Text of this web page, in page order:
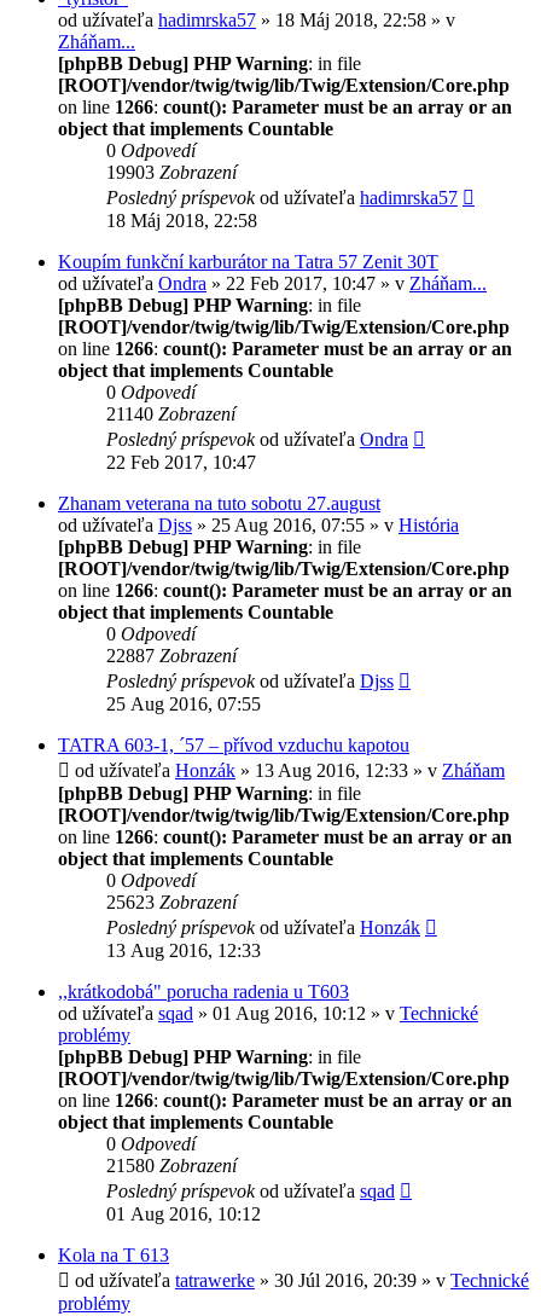
od užívateľa hadimrska57 » 18 Máj 2018, 22:58 » v
Zháňam...
[phpBB Debug] PHP Warning: in file
[ROOT]/vendor/twig/twig/lib/Twig/Extension/Core.php
on line 1266: count(): Parameter must be an array or an
object that implements Countable
0 Odpovedí
19903 Zobrazení
Posledný príspevokod užívateľa hadimrska57
18 Máj 2018, 22:58
Koupím funkční karburátor na Tatra 57 Zenit 30T
od užívateľa Ondra » 22 Feb 2017, 10:47 » v Zháňam...
[phpBB Debug] PHP Warning: in file
[ROOT]/vendor/twig/twig/lib/Twig/Extension/Core.php
on line 1266: count(): Parameter must be an array or an
object that implements Countable
0 Odpovedí
21140 Zobrazení
Posledný príspevokod užívateľa Ondra
22 Feb 2017, 10:47
Zhanam veterana na tuto sobotu 27.august
od užívateľa Djss » 25 Aug 2016, 07:55 » v História
[phpBB Debug] PHP Warning: in file
[ROOT]/vendor/twig/twig/lib/Twig/Extension/Core.php
on line 1266: count(): Parameter must be an array or an
object that implements Countable
0 Odpovedí
22887 Zobrazení
Posledný príspevokod užívateľa Djss
25 Aug 2016, 07:55
TATRA 603-1, ´57 – přívod vzduchu kapotou
od užívateľa Honzák » 13 Aug 2016, 12:33 » v Zháňam
[phpBB Debug] PHP Warning: in file
[ROOT]/vendor/twig/twig/lib/Twig/Extension/Core.php
on line 1266: count(): Parameter must be an array or an
object that implements Countable
0 Odpovedí
25623 Zobrazení
Posledný príspevokod užívateľa Honzák
13 Aug 2016, 12:33
,,krátkodobá" porucha radenia u T603
od užívateľa sqad » 01 Aug 2016, 10:12 » v Technické
problémy
[phpBB Debug] PHP Warning: in file
[ROOT]/vendor/twig/twig/lib/Twig/Extension/Core.php
on line 1266: count(): Parameter must be an array or an
object that implements Countable
0 Odpovedí
21580 Zobrazení
Posledný príspevokod užívateľa sqad
01 Aug 2016, 10:12
Kola na T 613
od užívateľa tatrawerke » 30 Júl 2016, 20:39 » v Technické
problémy